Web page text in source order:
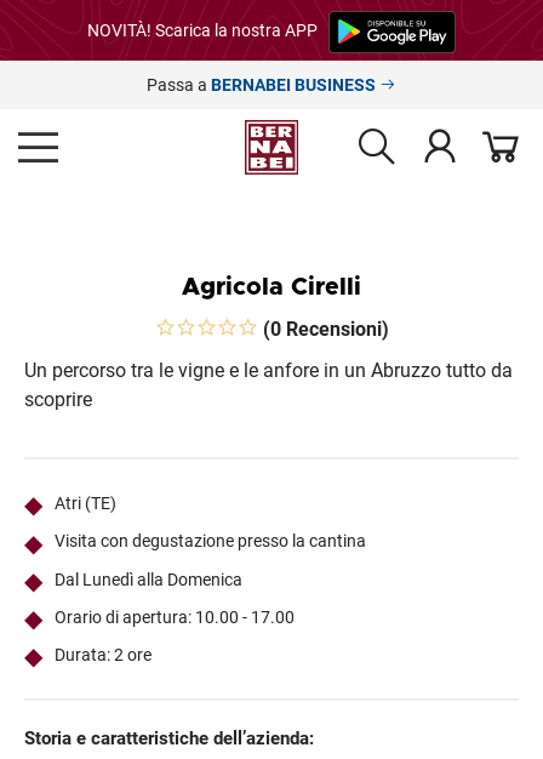
NOVITÀ! Scarica la nostra APP
Passa a BERNABEI BUSINESS
Agricola Cirelli
(0 Recensioni)
Un percorso tra le vigne e le anfore in un Abruzzo tutto da
scoprire
Atri (TE)
Visita con degustazione presso la cantina
Dal Lunedì alla Domenica
Orario di apertura: 10.00 - 17.00
Durata: 2 ore
Storia e caratteristiche dell’azienda: